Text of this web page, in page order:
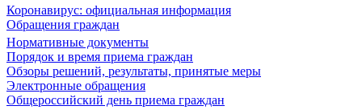
Коронавирус: официальная информация
Обращения граждан
Нормативные документы
Порядок и время приема граждан
Обзоры решений, результаты, принятые меры
Электронные обращения
Общероссийский день приема граждан